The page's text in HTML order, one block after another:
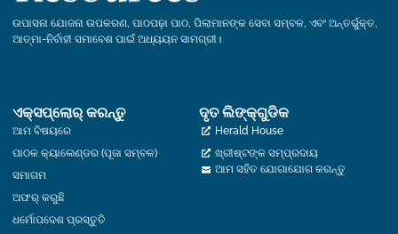
ଉପାସନା ଯୋଜନା ଉପକରଣ, ପାଠପଢ଼ା ପାଠ, ପିଲାମାନଙ୍କ ସେବା ସମ୍ବଳ, ଏବଂ ଅନ୍ତର୍ଭୁକ୍ତ,
ଆତ୍ମା-ନିର୍ବାହୀ ସମାବେଶ ପାଇଁ ଅଧ୍ୟୟନ ସାମଗ୍ରୀ।
ଏକ୍ସପ୍ଲୋର୍‍ କରନ୍ତୁ
ଆମ ବିଷୟରେ
ପାଠକ କ୍ୟାଲେଣ୍ଡର (ପୂଜା ସମ୍ବଳ)
ସମାଗମ
ଅଫର୍ କରୁଛି
ଧର୍ମୋପଦେଶ ପ୍ରସ୍ତୁତି
ଦୃତ ଲିଙ୍କ୍ଗୁଡିକ
Herald House
ଖ୍ରୀଷ୍ଟଙ୍କ ସମ୍ପ୍ରଦାୟ
ଆମ ସହିତ ଯୋଗାଯୋଗ କରନ୍ତୁ